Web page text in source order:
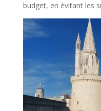
budget, en évitant les